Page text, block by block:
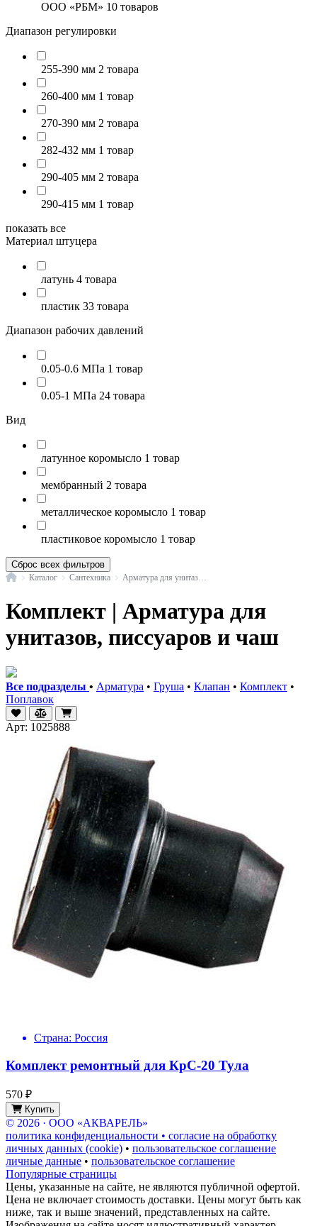
ООО «РБМ» 10 товаров
Диапазон регулировки
255-390 мм 2 товара
260-400 мм 1 товар
270-390 мм 2 товара
282-432 мм 1 товар
290-405 мм 2 товара
290-415 мм 1 товар
показать все
Материал штуцера
латунь 4 товара
пластик 33 товара
Диапазон рабочих давлений
0.05-0.6 МПа 1 товар
0.05-1 МПа 24 товара
Вид
латунное коромысло 1 товар
мембранный 2 товара
металлическое коромысло 1 товар
пластиковое коромысло 1 товар
Сброс всех фильтров
ГлавнаяКаталог Сантехника
Комплект | Арматура для
унитазов, писсуаров и чаш
Все подразделы • Арматура • Груша • Клапан • Комплект •
Поплавок
Арт: 1025888
Страна: Россия
Комплект ремонтный для КрС-20 Тула
570 ₽
Купить
© 2026 · ООО «АКВАРЕЛЬ»
политика конфиденциальности • согласие на обработку
личных данных (cookie) • пользовательское соглашение
личные данные • пользовательское соглашение
Популярные страницы
Цены, указанные на сайте, не являются публичной офертой.
Цена не включает стоимость доставки. Цены могут быть как
ниже, так и выше значений, представленных на сайте.